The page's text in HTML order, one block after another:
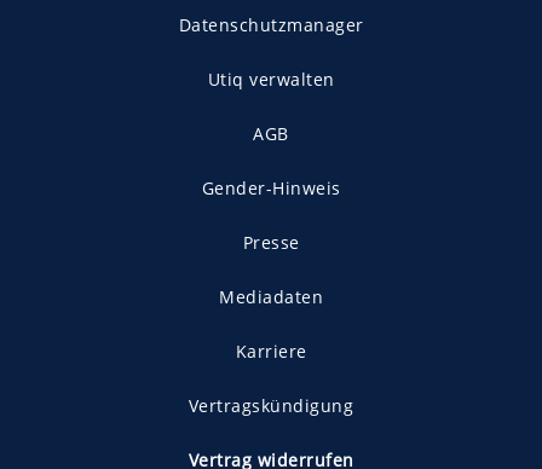
Datenschutzmanager
Utiq verwalten
AGB
Gender-Hinweis
Presse
Mediadaten
Karriere
Vertragskündigung
Vertrag widerrufen